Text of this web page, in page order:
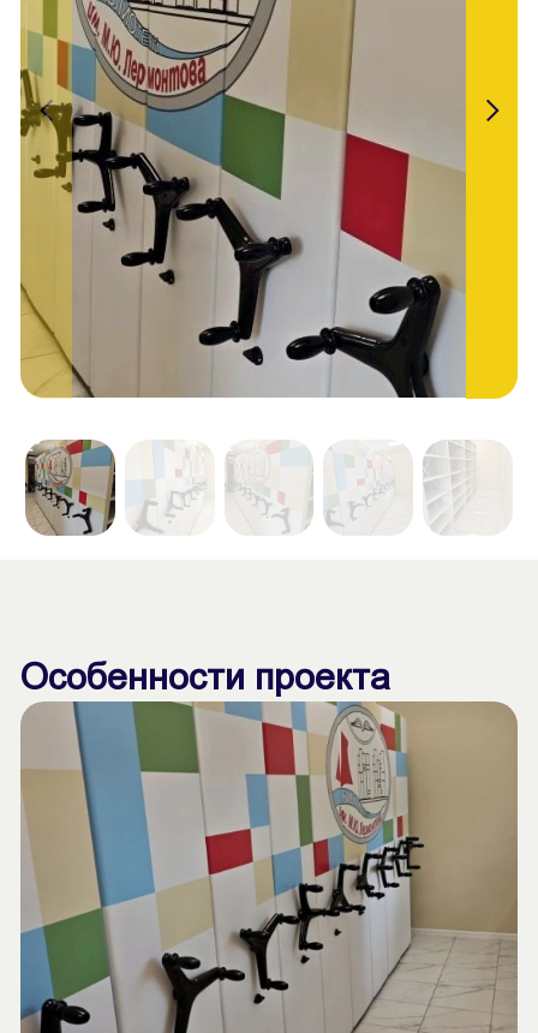
Особенности проекта